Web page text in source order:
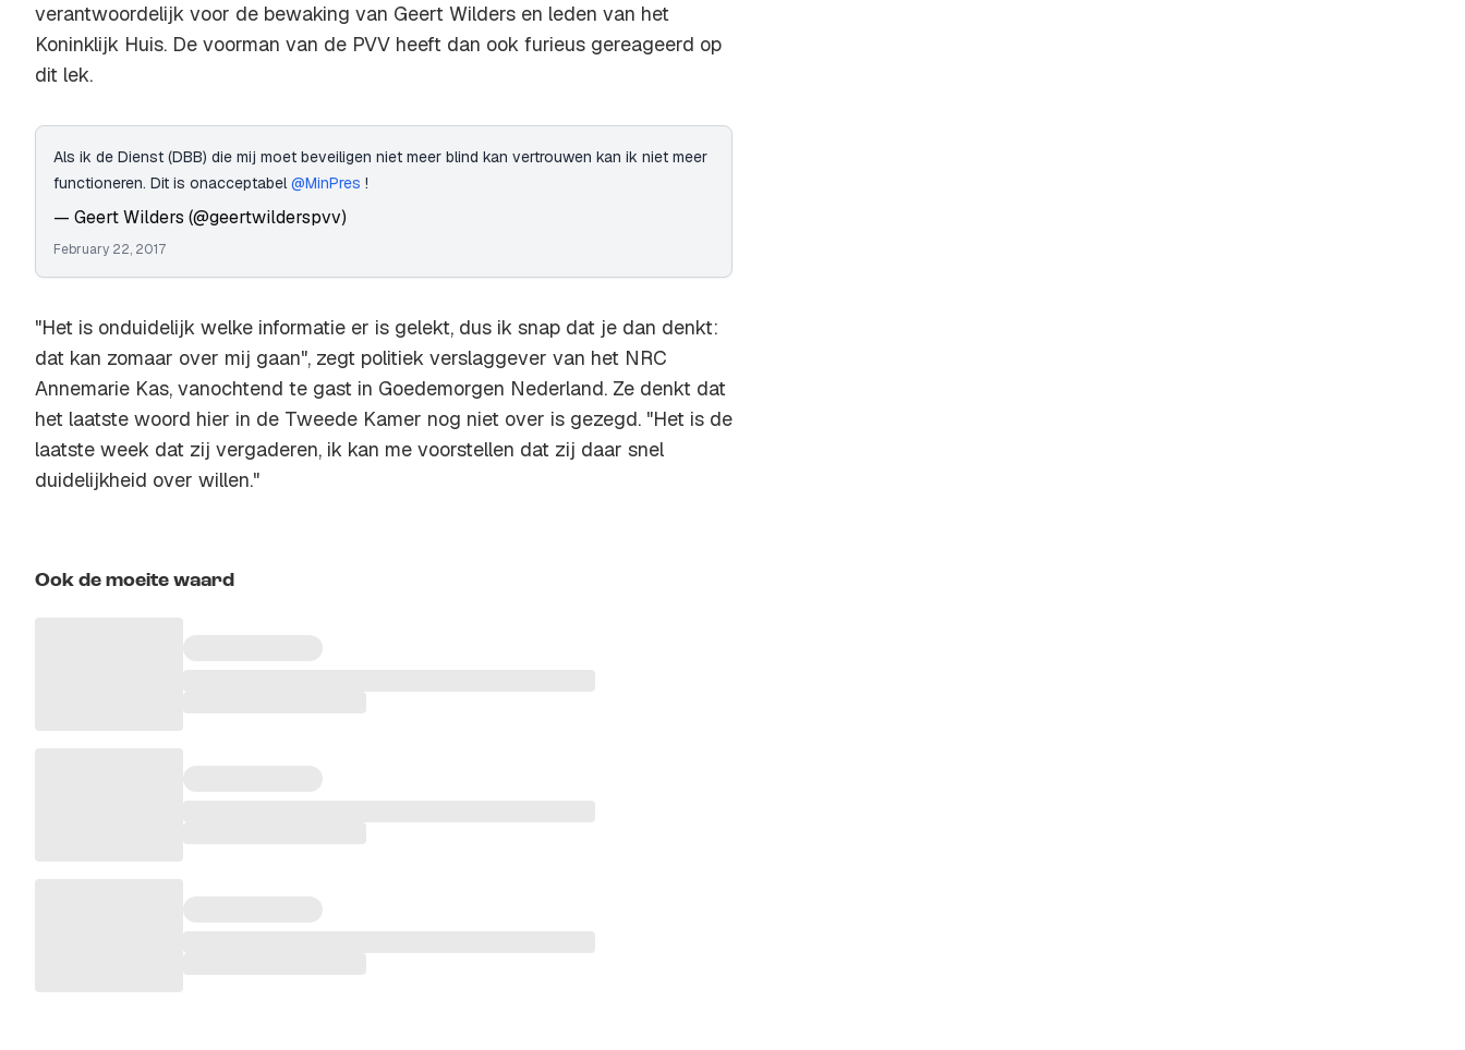
verantwoordelijk voor de bewaking van Geert Wilders en leden van het
Koninklijk Huis. De voorman van de PVV heeft dan ook furieus gereageerd op
dit lek.
Als ik de Dienst (DBB) die mij moet beveiligen niet meer blind kan vertrouwen kan ik niet meer
functioneren. Dit is onacceptabel@MinPres !
— Geert Wilders (@geertwilderspvv)
February 22, 2017
"Het is onduidelijk welke informatie er is gelekt, dus ik snap dat je dan denkt:
dat kan zomaar over mij gaan", zegt politiek verslaggever van het NRC
Annemarie Kas, vanochtend te gast in Goedemorgen Nederland. Ze denkt dat
het laatste woord hier in de Tweede Kamer nog niet over is gezegd. "Het is de
laatste week dat zij vergaderen, ik kan me voorstellen dat zij daar snel
duidelijkheid over willen."
Ook de moeite waard